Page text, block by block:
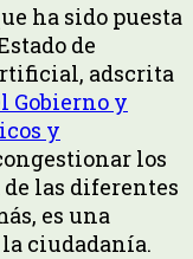
ha sido puesta
de
adscrita
Gobierno y
y
los
las diferentes
es una
ciudadanía.